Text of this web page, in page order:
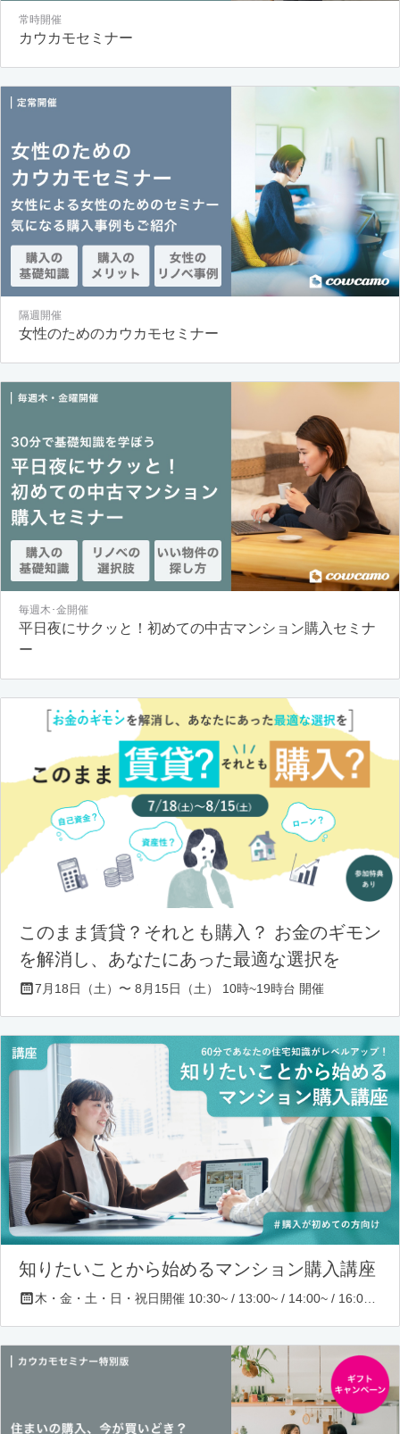
常時開催
カウカモセミナー
隔週開催
女性のためのカウカモセミナー
毎週木･金開催
平日夜にサクッと！初めての中古マンション購入セミナ
ー
このまま賃貸？それとも購入？ お金のギモン
を解消し、あなたにあった最適な選択を
7月18日（土）〜 8月15日（土） 10時~19時台 開催
知りたいことから始めるマンション購入講座